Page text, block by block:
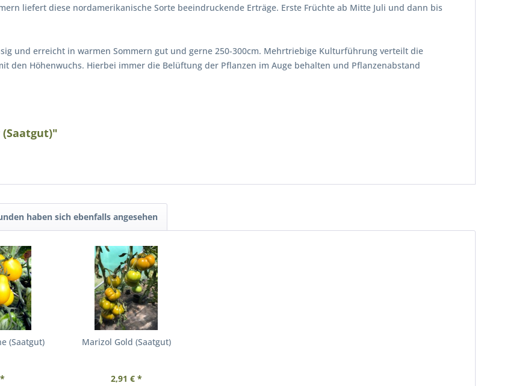
liefert diese nordamerikanische Sorte beeindruckende Erträge. Erste Früchte ab Mitte Juli und dann bis
und erreicht in warmen Sommern gut und gerne 250-300cm. Mehrtriebige Kulturführung verteilt die
den Höhenwuchs. Hierbei immer die Belüftung der Pflanzen im Auge behalten und Pflanzenabstand
haben sich ebenfalls angesehen
(Saatgut) Marizol Gold (Saatgut)
2,91 € *